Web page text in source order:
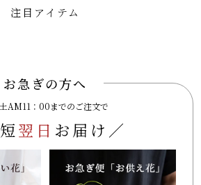
注目アイテム
お急ぎの方へ
AM11：00までのご注文で
翌日 お届け／